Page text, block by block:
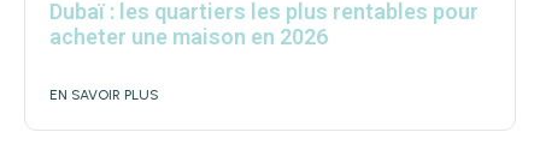
Dubaï : les quartiers les plus rentables pour
acheter une maison en 2026
EN SAVOIR PLUS